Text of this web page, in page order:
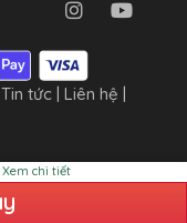
Xem chi tiết
Tin tức Liên hệ
Phú A, Tp